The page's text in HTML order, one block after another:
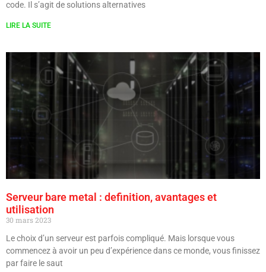
code. Il s’agit de solutions alternatives
LIRE LA SUITE
Serveur bare metal : definition, avantages et
utilisation
30 mars 2023
Le choix d’un serveur est parfois compliqué. Mais lorsque vous
commencez à avoir un peu d’expérience dans ce monde, vous finissez
par faire le saut